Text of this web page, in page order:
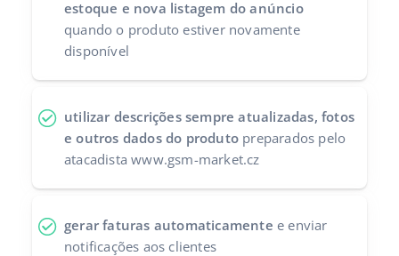
estoque e nova listagem do anúncio
quando o produto estiver novamente
disponível
utilizar descrições sempre atualizadas, fotos
e outros dados do produto preparados pelo
atacadista www.gsm-market.cz
gerar faturas automaticamente e enviar
notificações aos clientes